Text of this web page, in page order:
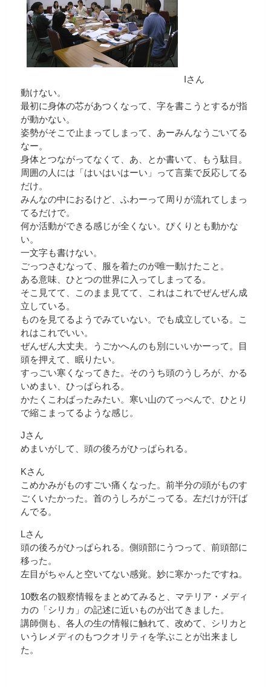
Iさん
動けない。
最初に身体の芯があつくなって、字を書こうとするが指
が動かない。
姿勢がそこで止まってしまって、あーみんなうごいてる
なー。
身体とつながってなくて、あ、とか書いて、もう駄目。
周囲の人には「はいはいはーい」って言葉で反応してる
だけ。
みんなの中におるけど、ふわーって周りが流れてしまっ
てるだけで。
何か活動ができる感じが全くない。ぴくりとも動かな
い。
一文字も書けない。
ごっつさむなって、服を着たのが唯一動けたこと。
ある意味、ひとつの世界に入ってしまってる。
そこ見てて、このまま見てて、これはこれでぜんぜん成
立している。
ものを見てるようでみていない。でも成立している。こ
れはこれでいい。
ぜんぜん大丈夫。うごかへんのも別にいいかーって。目
頭を押えて、眠りたい。
すっごい寒くなってきた。そのうち頭のうしろが、かる
いめまい、ひっぱられる。
かたくこわばったみたい。寒い山のてっぺんで、ひとり
で縮こまってるような感じ。
Jさん
めまいがして、頭の後ろがひっぱられる。
Kさん
こめかみがものすごい痛くなった。前半分の頭がものす
ごくいたかった。首のうしろがこってる。左だけが汗ば
んでる。
Lさん
頭の後ろがひっぱられる。側頭部にうつって、前頭部に
移った。
左目がちゃんと空いてない感覚。妙に寒かったですね。
10数名の観察情報をまとめてみると、マテリア・メディ
カの「シリカ」の記述に近いものが出てきました。
講師側も、各人の生の情報に触れて、改めて、シリカと
いうレメディのもつクオリティを学ぶことが出来まし
た。